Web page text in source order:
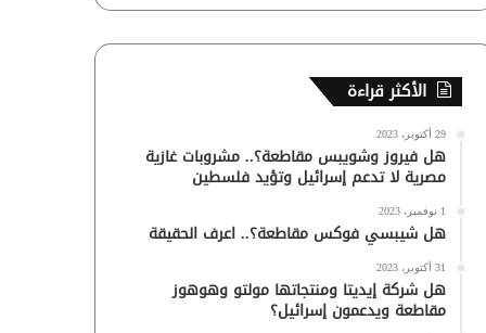
الأكثر قراءة
29 أكتوبر، 2023
هل فيروز وشويبس مقاطعة؟.. مشروبات غازية
مصرية لا تدعم إسرائيل وتؤيد فلسطين
1 نوفمبر، 2023
هل شيبسي فوكس مقاطعة؟.. اعرف الحقيقة
31 أكتوبر، 2023
هل شركة إيديتا ومنتجاتها مولتو وهوهوز
مقاطعة ويدعمون إسرائيل؟